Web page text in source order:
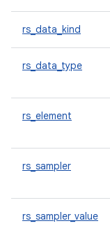
rs_data_kind
rs_data_type
rs_element
rs_sampler
rs_sampler_value